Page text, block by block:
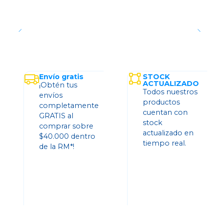
Envío gratis
¡Obtén tus
envíos
completamente
GRATIS al
comprar sobre
$40.000 dentro
de la RM*!
STOCK
ACTUALIZADO
Todos nuestros
productos
cuentan con
stock
actualizado en
tiempo real.